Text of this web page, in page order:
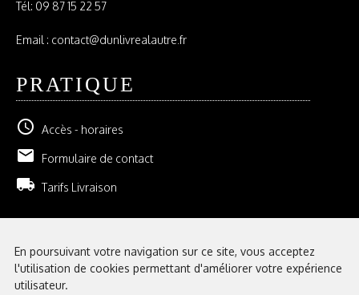
Tél: 09 87 15 22 57
Email : contact@dunlivrealautre.fr
PRATIQUE
schedule Accès - horaires
email Formulaire de contact
local_shipping Tarifs Livraison
GESTION DE VOS ABONNEMENTS
En poursuivant votre navigation sur ce site, vous acceptez
l'utilisation de cookies permettant d'améliorer votre expérience
utilisateur.